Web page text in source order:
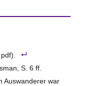
S. 6 ff.
Auswanderer war